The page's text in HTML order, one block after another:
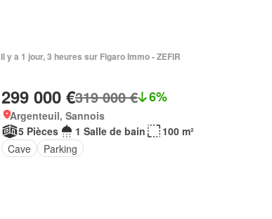
Il y a 1 jour, 3 heures sur Figaro Immo - ZEFIR
299 000 €319 000 € 6%
Argenteuil, Sannois
5 Pièces
1 Salle de bain
100 m²
Cave
Parking